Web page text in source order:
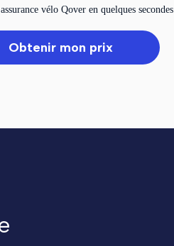
vélo Qover en quelques secondes
Obtenir mon prix